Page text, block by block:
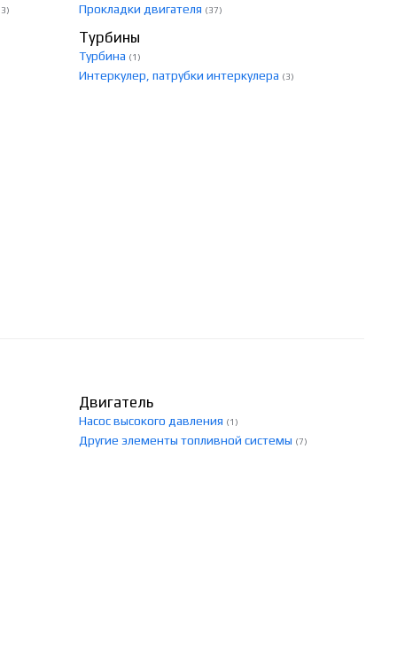
Прокладки двигателя (37)
Турбины
Турбина (1)
Интеркулер, патрубки интеркулера (3)
Двигатель
Насос высокого давления (1)
Другие элементы топливной системы (7)